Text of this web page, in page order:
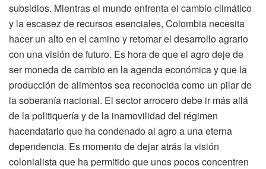
subsidios. Mientras el mundo enfrenta el cambio climático
y la escasez de recursos esenciales, Colombia necesita
hacer un alto en el camino y retomar el desarrollo agrario
con una visión de futuro. Es hora de que el agro deje de
ser moneda de cambio en la agenda económica y que la
producción de alimentos sea reconocida como un pilar de
la soberanía nacional. El sector arrocero debe ir más allá
de la politiquería y de la inamovilidad del régimen
hacendatario que ha condenado al agro a una eterna
dependencia. Es momento de dejar atrás la visión
colonialista que ha permitido que unos pocos concentren